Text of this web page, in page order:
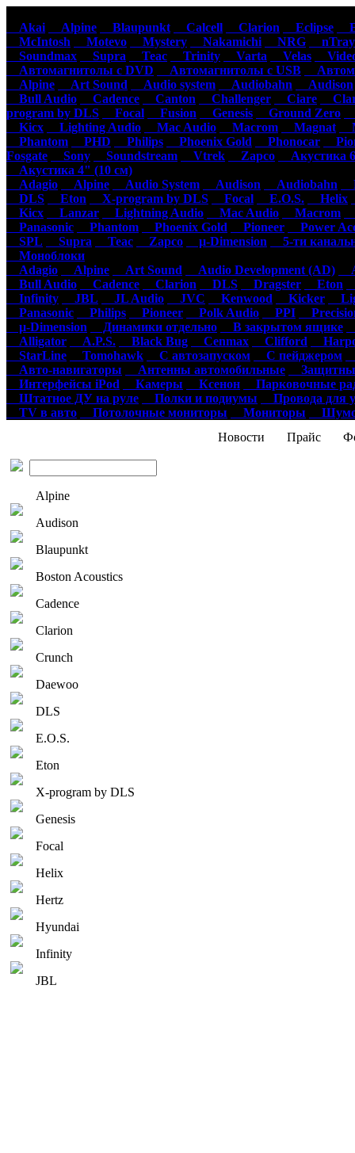
Akai
Alpine Blaupunkt Calcell Clarion Eclipse
McIntosh
Motevo Mystery Nakamichi NRG
nTray
Soundmax
Supra Teac Trinity Varta Velas
Автомагнитолы с DVD
Автомагнитолы с USB
Alpine
Art Sound Audio system Audiobahn
Audison
Bull Audio
Cadence Canton Challenger Ciare
program by DLS
Focal Fusion Genesis Ground Zero
Kicx
Lighting Audio Mac Audio Macrom Magnat
Phantom
PHD Philips Phoenix Gold Phonocar
Fosgate
Sony Soundstream Vtrek Zapco
Акустика
Акустика 4" (10 см)
Adagio
Alpine Audio System Audison Audiobahn
DLS
Eton X-program by DLS Focal E.O.S. Helix
Kicx
Lanzar Lightning Audio Mac Audio Macrom
Panasonic
Phantom Phoenix Gold Pioneer
Power
SPL
Supra Teac Zapco µ-Dimension
5-ти
Моноблоки
Adagio
Alpine Art Sound Audio Development (AD)
Bull Audio
Cadence Clarion DLS Dragster Eton
Infinity
JBL JL Audio JVC Kenwood Kicker
Panasonic
Philips Pioneer Polk Audio PPI
µ-Dimension
Динамики отдельно В закрытом ящике
Alligator
A.P.S. Black Bug Cenmax Clifford
StarLine
Tomohawk С автозапуском С пейджером
Авто-навигаторы
Антенны автомобильные
Интерфейсы iPod
Камеры Ксенон
Парковочные
Штатное ДУ на руле
Полки и подиумы
Провода для
TV в авто
Потолочные мониторы Мониторы
Новости Прайс
Alpine
Audison
Blaupunkt
Boston Acoustics
Cadence
Clarion
Crunch
Daewoo
DLS
E.O.S.
Eton
X-program by DLS
Genesis
Focal
Helix
Hertz
Hyundai
Infinity
JBL